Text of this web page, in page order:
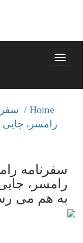
Toggle
Home /
رامسر،
سفرنامه
رامسر،
به هم می